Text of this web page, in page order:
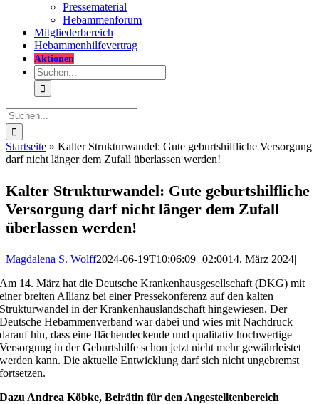
Pressematerial
Hebammenforum
Mitgliederbereich
Hebammenhilfevertrag
Aktionen
Suche
nach:
Suche
nach:
Startseite » Kalter Struktur­wandel: Gute geburts­hilf­liche Ver­sorgung
darf nicht länger dem Zufall über­lassen werden!
Kalter Struktur­wandel: Gute geburts­hilf­liche
Ver­sorgung darf nicht länger dem Zufall
über­lassen werden!
Magdalena S. Wolff2024-06-19T10:06:09+02:0014. März 2024|
Am 14. März hat die Deutsche Krankenhausgesellschaft (DKG) mit
einer breiten Allianz bei einer Pressekonferenz auf den kalten
Strukturwandel in der Krankenhauslandschaft hingewiesen. Der
Deutsche Hebammenverband war dabei und wies mit Nachdruck
darauf hin, dass eine flächendeckende und qualitativ hochwertige
Versorgung in der Geburtshilfe schon jetzt nicht mehr gewährleistet
werden kann. Die aktuelle Entwicklung darf sich nicht ungebremst
fortsetzen.
Dazu Andrea Köbke, Beirätin für den Angestelltenbereich